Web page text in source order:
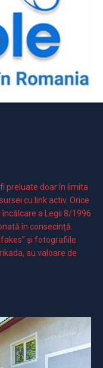
preluate doar în limita
cu link activ. Orice
a Legii 8/1996
în consecință.
și fotografiile
au valoare de